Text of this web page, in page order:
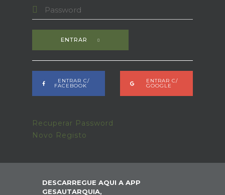
ENTRAR
ENTRAR C/
FACEBOOK
ENTRAR C/
GOOGLE
Recuperar Password
Novo Registo
DESCARREGUE AQUI A APP
GESAUTARQUIA,